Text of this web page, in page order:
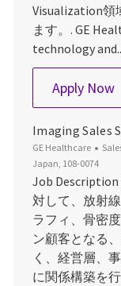
Visualization領
ます。. GE
technology
Apply Now
Imaging Sales
GE Healthcare
Japan, 108-0074
Job
対して、放射
ラフィ、骨密
ン顧客となる
く、経営層、
に関係構築を